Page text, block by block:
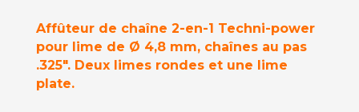
Affûteur de chaîne 2-en-1 Techni-power
pour lime de Ø 4,8 mm, chaînes au pas
.325″. Deux limes rondes et une lime
plate.